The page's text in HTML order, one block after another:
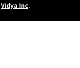
Vidya Inc.